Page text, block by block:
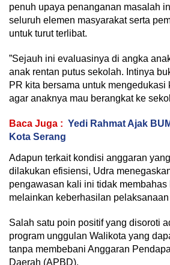
penuh upaya penanganan masalah
seluruh elemen masyarakat serta
untuk turut terlibat.
‎”Sejauh ini evaluasinya di angka
anak rentan putus sekolah. Intinya
PR kita bersama untuk mengedukasi
agar anaknya mau berangkat ke
Baca Juga : Yedi Rahmat Ajak
Kota Serang
‎Adapun terkait kondisi anggaran
dilakukan efisiensi, Udra
pengawasan kali ini tidak membahas
melainkan keberhasilan pelaksanaan
‎Salah satu poin positif yang disoroti
program unggulan Walikota yang
tanpa membebani Anggaran
Daerah (APBD).